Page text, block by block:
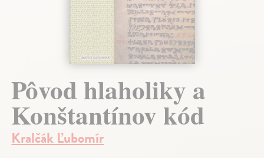
Pôvod hlaholiky a
Konštantínov kód
Kralčák Ľubomír